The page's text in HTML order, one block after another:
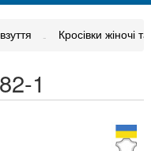
Кросівки жіночі та
1